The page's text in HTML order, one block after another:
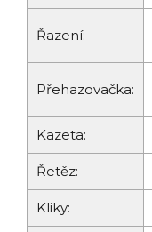
Řazení:
Přehazovačka:
Kazeta:
Řetěz:
Kliky: